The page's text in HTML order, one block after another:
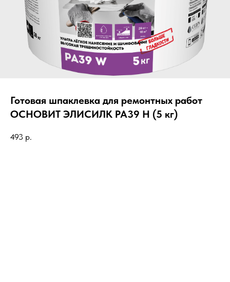
Готовая шпаклевка для ремонтных работ
ОСНОВИТ ЭЛИСИЛК РА39 H (5 кг)
493 р.